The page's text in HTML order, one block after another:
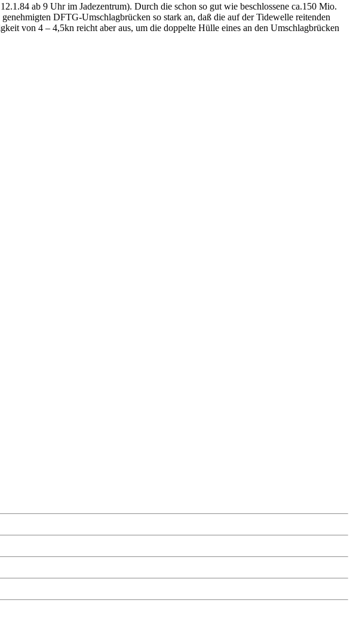
ab 9 Uhr im Jadezentrum). Durch die schon so gut wie beschlossene ca.150 Mio.
DFTG-Umschlagbrücken so stark an, daß die auf der Tidewelle reitenden
von 4 – 4,5kn reicht aber aus, um die doppelte Hülle eines an den Umschlagbrücken